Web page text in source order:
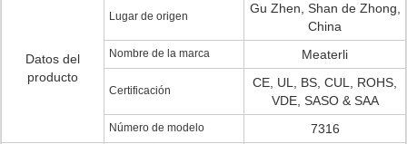
Datos del
producto
Lugar de origen
Gu Zhen, Shan de Zhong,
China
Nombre de la marca Meaterli
Certificación
CE, UL, BS, CUL, ROHS,
VDE, SASO & SAA
Número de modelo 7316